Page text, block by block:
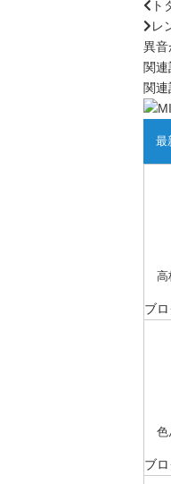
ト
レ
異音
関
関連
最
高
ブ
色
ブ